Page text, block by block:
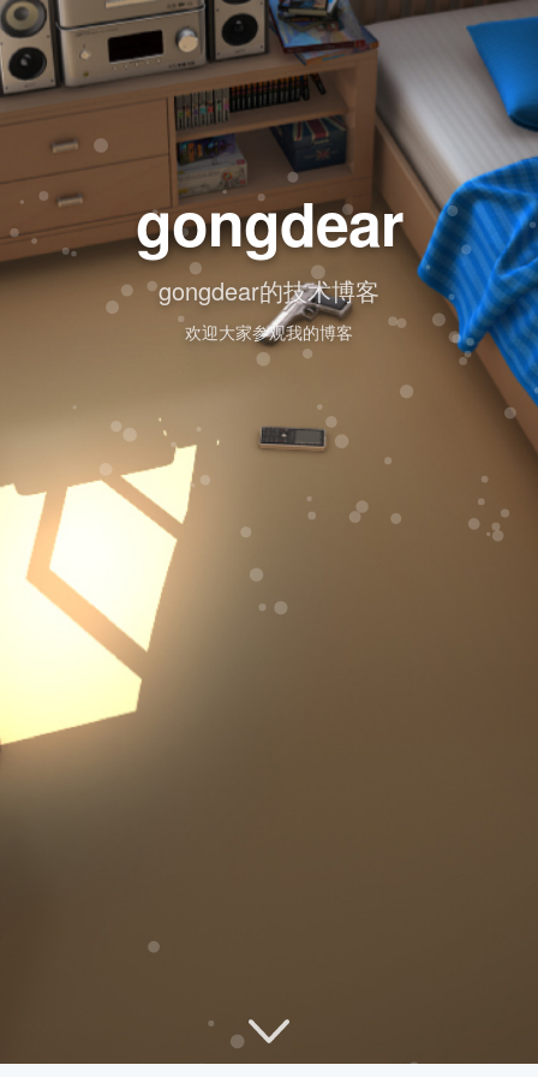
gongdear
gongdear的技术博客
欢迎大家参观我的博客